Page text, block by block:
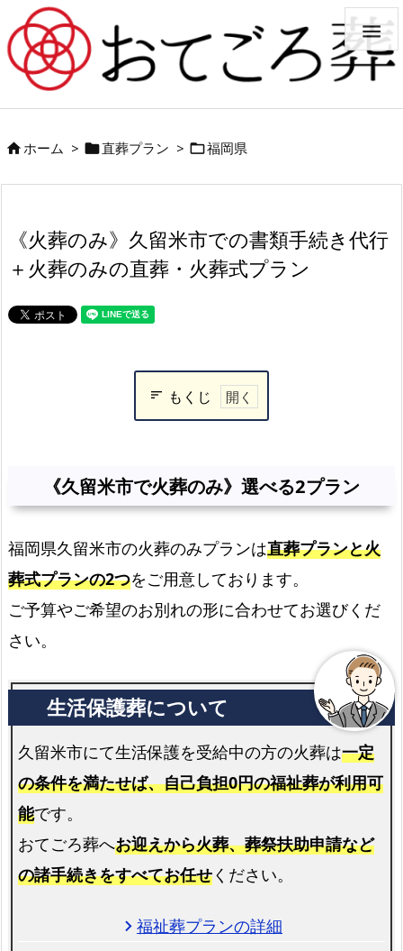

ホーム > 直葬プラン > 福岡県
《火葬のみ》久留米市での書類手続き代行
＋火葬のみの直葬・火葬式プラン
もくじ
《久
米
市
火
葬
み》
る
2
プ
ン
留
米
で
《久留米市で火葬のみ》選べる2プラン
福岡県久留米市の火葬のみプランは直葬プランと火
葬式プランの2つをご用意しております。
ご予算やご希望のお別れの形に合わせてお選びくだ
さい。
久留米市にて生活保護を受給中の方の火葬は一定
の条件を満たせば、自己負担0円の福祉葬が利用可
能です。
おてごろ葬へお迎えから火葬、葬祭扶助申請など
の諸手続きをすべてお任せください。
chevron_right福祉葬プランの詳細